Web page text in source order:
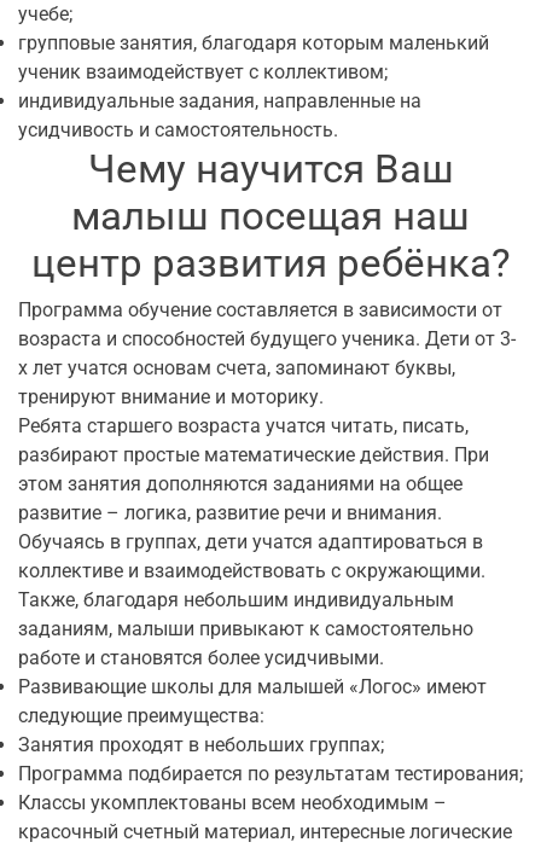
учебе;
групповые занятия, благодаря которым маленький
ученик взаимодействует с коллективом;
индивидуальные задания, направленные на
усидчивость и самостоятельность.
Чему научится Ваш
малыш посещая наш
центр развития ребёнка?
Программа обучение составляется в зависимости от
возраста и способностей будущего ученика. Дети от 3-
х лет учатся основам счета, запоминают буквы,
тренируют внимание и моторику.
Ребята старшего возраста учатся читать, писать,
разбирают простые математические действия. При
этом занятия дополняются заданиями на общее
развитие – логика, развитие речи и внимания.
Обучаясь в группах, дети учатся адаптироваться в
коллективе и взаимодействовать с окружающими.
Также, благодаря небольшим индивидуальным
заданиям, малыши привыкают к самостоятельно
работе и становятся более усидчивыми.
Развивающие школы для малышей «Логос» имеют
следующие преимущества:
Занятия проходят в небольших группах;
Программа подбирается по результатам тестирования;
Классы укомплектованы всем необходимым –
красочный счетный материал, интересные логические